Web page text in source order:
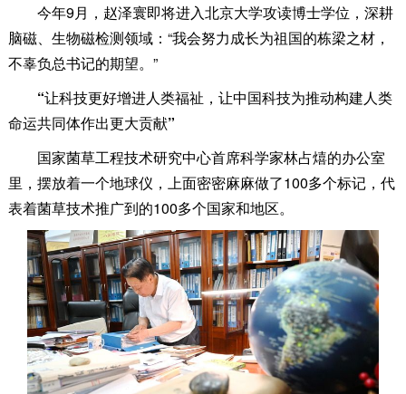
今年9月，赵泽寰即将进入北京大学攻读博士学位，深耕
脑磁、生物磁检测领域：“我会努力成长为祖国的栋梁之材，
不辜负总书记的期望。”
“让科技更好增进人类福祉，让中国科技为推动构建人类
命运共同体作出更大贡献”
国家菌草工程技术研究中心首席科学家林占熺的办公室
里，摆放着一个地球仪，上面密密麻麻做了100多个标记，代
表着菌草技术推广到的100多个国家和地区。